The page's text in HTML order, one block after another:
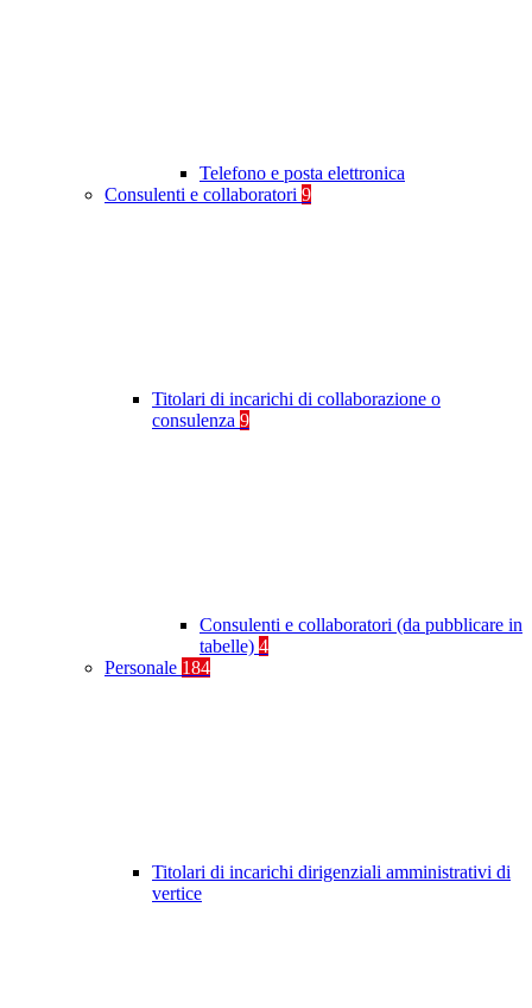
Telefono e posta elettronica
Consulenti e collaboratori 9
Titolari di incarichi di collaborazione o
consulenza 9
Consulenti e collaboratori (da pubblicare in
tabelle) 4
Personale 184
Titolari di incarichi dirigenziali amministrativi di
vertice